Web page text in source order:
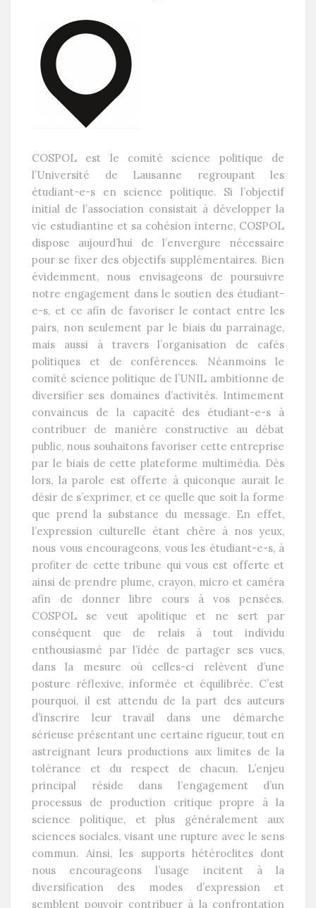
COSPOL est le comité science politique de
l’Université de Lausanne regroupant les
étudiant-e-s en science politique. Si l’objectif
initial de l’association consistait à développer la
vie estudiantine et sa cohésion interne, COSPOL
dispose aujourd’hui de l’envergure nécessaire
pour se fixer des objectifs supplémentaires. Bien
évidemment, nous envisageons de poursuivre
notre engagement dans le soutien des étudiant-
e-s, et ce afin de favoriser le contact entre les
pairs, non seulement par le biais du parrainage,
mais aussi à travers l’organisation de cafés
politiques et de conférences. Néanmoins le
comité science politique de l’UNIL ambitionne de
diversifier ses domaines d’activités. Intimement
convaincus de la capacité des étudiant-e-s à
contribuer de manière constructive au débat
public, nous souhaitons favoriser cette entreprise
par le biais de cette plateforme multimédia. Dès
lors, la parole est offerte à quiconque aurait le
désir de s’exprimer, et ce quelle que soit la forme
que prend la substance du message. En effet,
l’expression culturelle étant chère à nos yeux,
nous vous encourageons, vous les étudiant-e-s, à
profiter de cette tribune qui vous est offerte et
ainsi de prendre plume, crayon, micro et caméra
afin de donner libre cours à vos pensées.
COSPOL se veut apolitique et ne sert par
conséquent que de relais à tout individu
enthousiasmé par l’idée de partager ses vues,
dans la mesure où celles-ci relèvent d’une
posture réflexive, informée et équilibrée. C’est
pourquoi, il est attendu de la part des auteurs
d’inscrire leur travail dans une démarche
sérieuse présentant une certaine rigueur, tout en
astreignant leurs productions aux limites de la
tolérance et du respect de chacun. L’enjeu
principal réside dans l’engagement d’un
processus de production critique propre à la
science politique, et plus généralement aux
sciences sociales, visant une rupture avec le sens
commun. Ainsi, les supports hétéroclites dont
nous encourageons l’usage incitent à la
diversification des modes d’expression et
semblent pouvoir contribuer à la confrontation